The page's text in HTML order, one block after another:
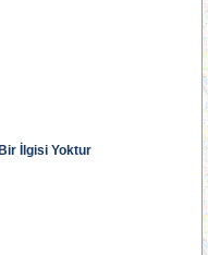
İlgisi Yoktur